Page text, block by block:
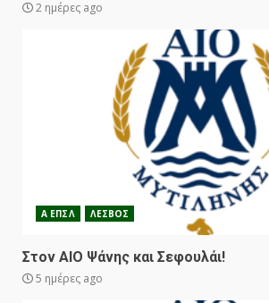
2 ημέρες ago
Α ΕΠΣΛ ΛΕΣΒΟΣ
Στον ΑΙΟ Ψάνης και Σεφουλάι!
5 ημέρες ago